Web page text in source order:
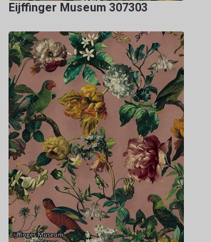
Eijffinger Museum 307303